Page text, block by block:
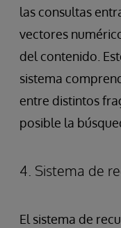
las consultas
vectores
del contenido.
sistema
entre distintos
posible la
4. Sistema de
El sistema de